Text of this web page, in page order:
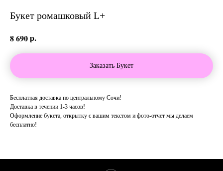
Букет ромашковый L+
8 690р.
Заказать Букет
Бесплатная доставка по центральному Сочи!
Доставка в течении 1-3 часов!
Оформление букета, открытку с вашим текстом и фото-отчет мы делаем
бесплатно!